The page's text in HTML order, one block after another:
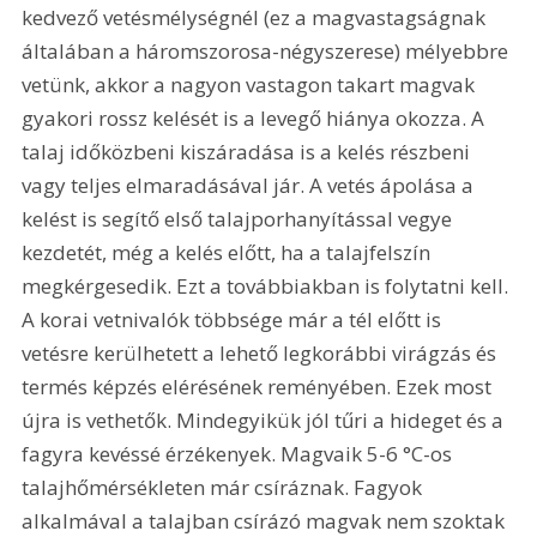
kedvező vetésmélységnél (ez a magvastagságnak
általában a háromszorosa-négyszerese) mélyebbre
vetünk, akkor a nagyon vastagon takart magvak
gyakori rossz kelését is a levegő hiánya okozza. A
talaj időközbeni kiszáradása is a kelés részbeni
vagy teljes elmaradásával jár. A vetés ápolása a
kelést is segítő első talajporhanyítással vegye
kezdetét, még a kelés előtt, ha a talajfelszín
megkérgesedik. Ezt a továbbiakban is folytatni kell.
A korai vetnivalók többsége már a tél előtt is
vetésre kerülhetett a lehető legkorábbi virágzás és
termés képzés elérésének reményében. Ezek most
újra is vethetők. Mindegyikük jól tűri a hideget és a
fagyra kevéssé érzékenyek. Magvaik 5-6 °C-os
talajhőmérsékleten már csíráznak. Fagyok
alkalmával a talajban csírázó magvak nem szoktak